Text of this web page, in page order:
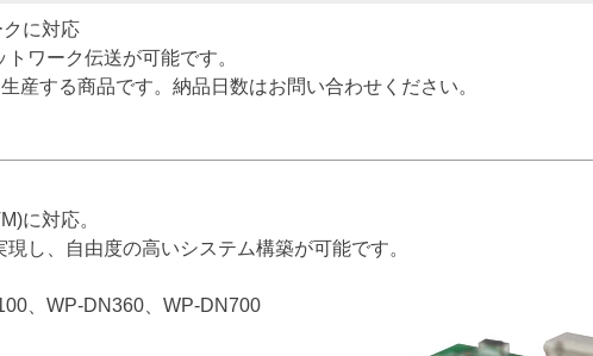
に対応
ワーク伝送が可能です。
産する商品です。納品日数はお問い合わせください。
に対応。
し、自由度の高いシステム構築が可能です。
、WP-DN360、WP-DN700